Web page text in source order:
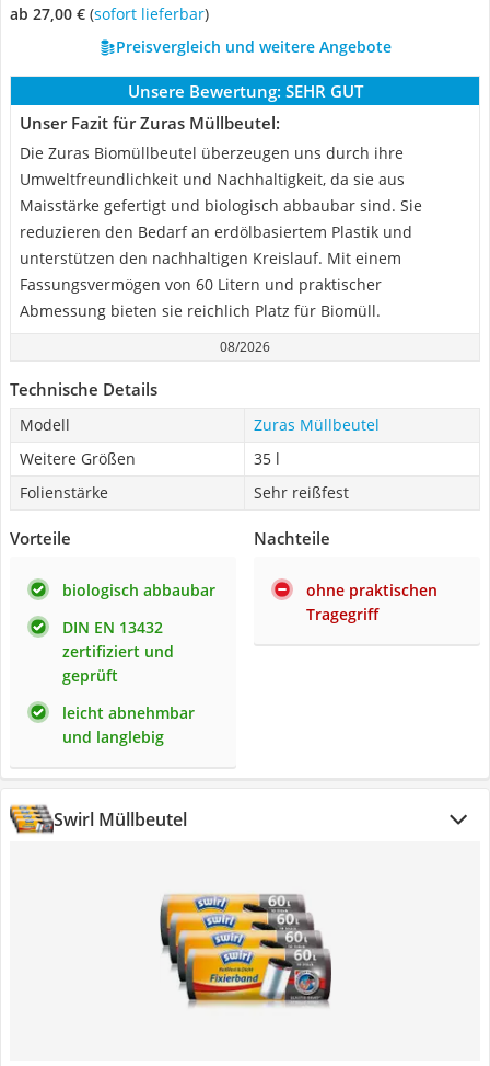
ab 27,00 € ( Sofort lieferbar)
Preisvergleich und weitere Angebote
Unsere Bewertung: SEHR GUT
Unser Fazit für Zuras Müllbeutel:
Die Zuras Biomüllbeutel überzeugen uns durch ihre
Umweltfreundlichkeit und Nachhaltigkeit, da sie aus
Maisstärke gefertigt und biologisch abbaubar sind. Sie
reduzieren den Bedarf an erdölbasiertem Plastik und
unterstützen den nachhaltigen Kreislauf. Mit einem
Fassungsvermögen von 60 Litern und praktischer
Abmessung bieten sie reichlich Platz für Biomüll.
08/2026
Technische Details
Modell
Zuras Müllbeutel
Weitere Größen
35 l
Folienstärke
Sehr reißfest
Vorteile
biologisch abbaubar
DIN EN 13432
zertifiziert und
geprüft
leicht abnehmbar
und langlebig
Nachteile
ohne praktischen
Tragegriff
Swirl Müllbeutel